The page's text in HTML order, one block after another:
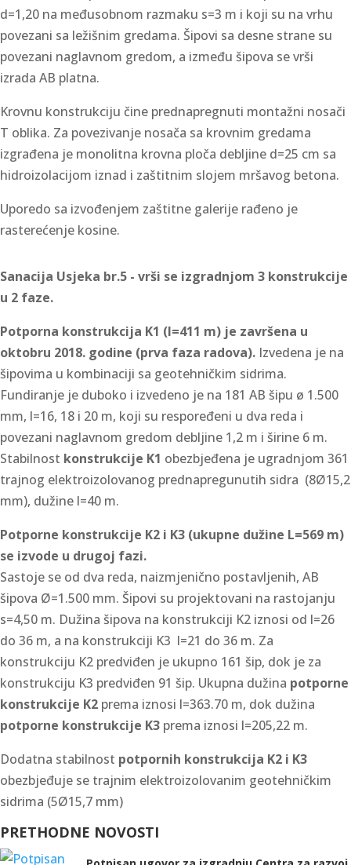
d=1,20 na međusobnom razmaku s=3 m i koji su na vrhu
povezani sa ležišnim gredama. Šipovi sa desne strane su
povezani naglavnom gredom, a između šipova se vrši
izrada AB platna.
Krovnu konstrukciju čine prednapregnuti montažni nosači
T oblika. Za povezivanje nosača sa krovnim gredama
izgrađena je monolitna krovna ploča debljine d=25 cm sa
hidroizolacijom iznad i zaštitnim slojem mršavog betona.
Uporedo sa izvođenjem zaštitne galerije rađeno je
rasterećenje kosine.
Sanacija Usjeka br.5 - vrši se izgradnjom 3 konstrukcije
u 2 faze.
Potporna konstrukcija K1 (l=411 m) je završena u
oktobru 2018. godine (prva faza radova). Izvedena je na
šipovima u kombinaciji sa geotehničkim sidrima.
Fundiranje je duboko i izvedeno je na 181 AB šipu ø 1.500
mm, l=16, 18 i 20 m, koji su respoređeni u dva reda i
povezani naglavnom gredom debljine 1,2 m i širine 6 m.
Stabilnost konstrukcije K1 obezbjeđena je ugradnjom 361
trajnog elektroizolovanog prednapregunutih sidra (8Ø15,2
mm), dužine l=40 m.
Potporne konstrukcije K2 i K3 (ukupne dužine L=569 m)
se izvode u drugoj fazi.
Sastoje se od dva reda, naizmjenično postavljenih, AB
šipova Ø=1.500 mm. Šipovi su projektovani na rastojanju
s=4,50 m. Dužina šipova na konstrukciji K2 iznosi od l=26
do 36 m, a na konstrukciji K3 l=21 do 36 m. Za
konstrukciju K2 predviđen je ukupno 161 šip, dok je za
konstrukciju K3 predviđen 91 šip. Ukupna dužina potporne
konstrukcije K2 prema iznosi l=363.70 m, dok dužina
potporne konstrukcije K3 prema iznosi l=205,22 m.
Dodatna stabilnost potpornih konstrukcija K2 i K3
obezbjeđuje se trajnim elektroizolovanim geotehničkim
sidrima (5Ø15,7 mm)
PRETHODNE NOVOSTI